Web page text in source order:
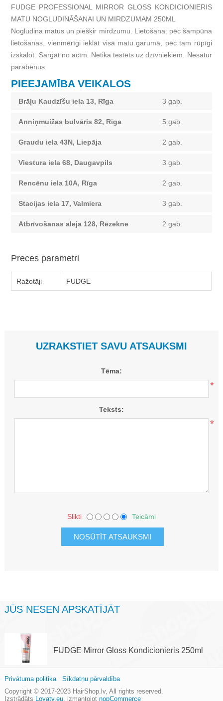
FUDGE PROFESSIONAL MIRROR GLOSS KONDICIONIERIS
MATU NOGLUDINĀŠANAI UN MIRDZUMAM 250ML
Nogludina matus un piešķir mirdzumu. Lietošana: pēc šampūna
lietošanas, vienmērīgi ieklāt visā matu garumā, pēc tam rūpīgi
izskalot. Sargāt no acīm. Netika testēts uz dzīvniekiem. Nesatur
parabēnus.
PIEEJAMĪBA VEIKALOS
Brāļu Kaudzīšu iela 13, Rīga 3 gab.
Anniņmuižas bulvāris 82, Rīga 5 gab.
Graudu iela 43N, Liepāja 2 gab.
Viestura iela 68, Daugavpils 3 gab.
Rencēnu iela 10A, Rīga 2 gab.
Stacijas iela 17, Valmiera 3 gab.
Atbrīvošanas aleja 128, Rēzekne 2 gab.
Preces parametri
Ražotāji FUDGE
UZRAKSTIET SAVU ATSAUKSMI
Tēma:
*
Teksts:
*
Slikti Teicāmi
JŪS NESEN APSKATĪJĀT
FUDGE Mirror Gloss Kondicionieris 250ml
Copyright © 2017-2023 HairShop.lv, All rights reserved.
Izstrādāts Loyaty.eu, izmantojot nopCommerce
Privātuma politika Sīkdatņu pārvaldība